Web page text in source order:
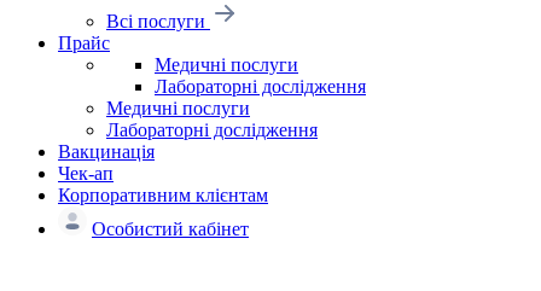
Всі послуги
Прайс
Медичні послуги
Лабораторні дослідження
Медичні послуги
Лабораторні дослідження
Вакцинація
Чек-ап
Корпоративним клієнтам
Особистий кабінет